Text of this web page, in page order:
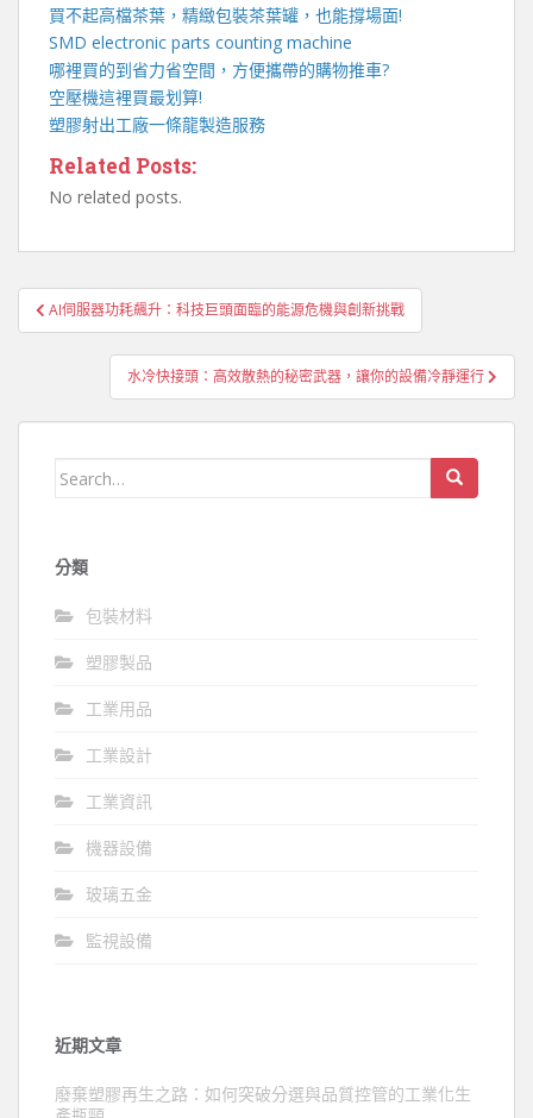
買不起高檔茶葉，精緻包裝茶葉罐 ，也能撐場面!
SMD electronic parts counting machine
哪裡買的到省力省空間，方便攜帶的購物推車?
空壓機這裡買最划算!
塑膠射出工廠一條龍製造服務
Related Posts:
No related posts.
文
章
AI伺服器功耗飆升：科技巨頭面臨的能源危機與創新挑戰
水冷快接頭：高效散熱的秘密武器，讓你的設備冷靜運行
Search
分類
包裝材料
塑膠製品
工業用品
工業設計
工業資訊
機器設備
玻璃五金
監視設備
近期文章
廢棄塑膠再生之路：如何突破分選與品質控管的工業化生